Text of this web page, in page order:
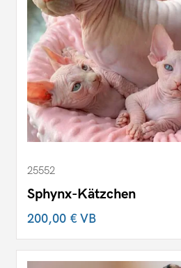
25552
Sphynx-Kätzchen
200,00 €VB